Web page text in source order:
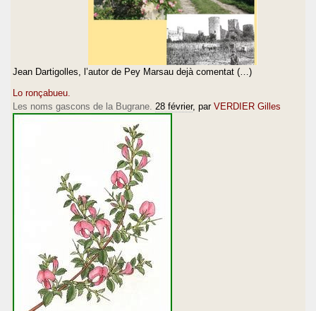
Jean Dartigolles, l’autor de Pey Marsau dejà comentat (…)
Lo ronçabueu.
Les noms gascons de la Bugrane. 28 février, par VERDIER Gilles